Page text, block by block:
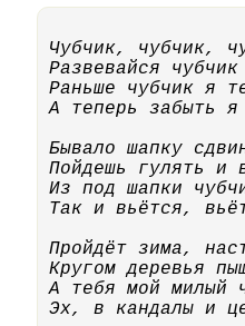
Чубчик, чубчик,
Развевайся
Раньше чубчик я
А теперь забыть
Бывало шапку
Пойдешь гулять и
Из под шапки
Так и вьётся,
Пройдёт зима,
Кругом деревья
А тебя мой милый
Эх, в кандалы и